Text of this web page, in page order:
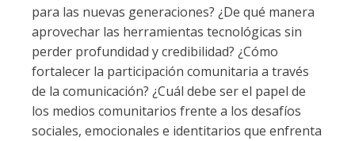
para las nuevas generaciones? ¿De qué manera
aprovechar las herramientas tecnológicas sin
perder profundidad y credibilidad? ¿Cómo
fortalecer la participación comunitaria a través
de la comunicación? ¿Cuál debe ser el papel de
los medios comunitarios frente a los desafíos
sociales, emocionales e identitarios que enfrenta